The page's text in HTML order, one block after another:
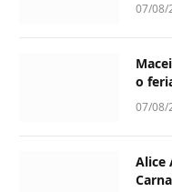
07/08/
o
07/08/
Alice